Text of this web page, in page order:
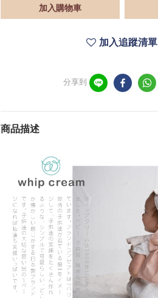
加入購物車
加入追蹤清單
分享到
商品描述